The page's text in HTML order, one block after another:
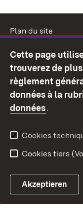
Plan du site
Mode d'emploi
Contact
Cette page
trouverez de
règlement
données à la
données.
Cookies
Cookies tiers
Akzeptieren